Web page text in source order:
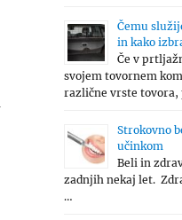
Čemu
in kako
Če v
svojem tovornem
različne vrste tovora,
Strokovno
učinkom
Beli in
zadnjih nekaj let.
…